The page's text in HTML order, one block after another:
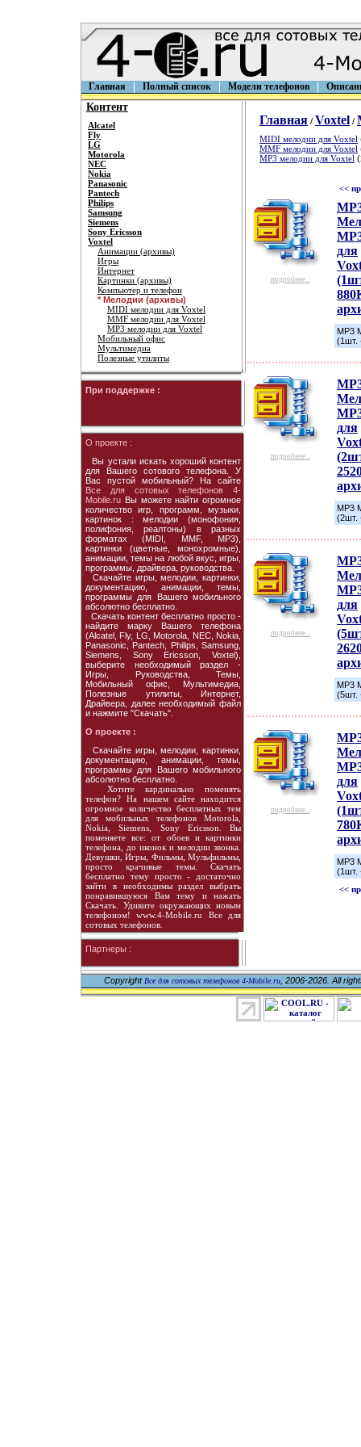
Главная Полный список Модели телефонов
Контент
Alcatel
Fly
LG
Motorola
NEC
Nokia
Panasonic
Pantech
Philips
Samsung
Siemens
Sony Ericsson
Voxtel
Анимации (архивы)
Игры
Интернет
Картинки (архивы)
Компьютер и телефон
* Мелодии (архивы)
MIDI мелодии для Voxtel
MMF мелодии для Voxtel
MP3 мелодии для Voxtel
Мобильный офис
Мультимедиа
Полезные утилиты
При поддержке :
О проекте :
Вы устали искать хороший контент
для Вашего сотового телефона. У
Вас пустой мобильный? На сайте
Все для сотовых телефонов 4-
Mobile.ru Вы можете найти огромное
количество игр, программ, музыки,
картинок : мелодии (монофония,
полифония, реалтоны) в разных
форматах (MIDI, MMF, MP3),
картинки (цветные, монохромные),
анимации, темы на любой вкус, игры,
программы, драйвера, руководства.
Скачайте игры, мелодии, картинки,
документацию, анимации, темы,
программы для Вашего мобильного
абсолютно бесплатно.
Скачать контент бесплатно просто -
найдите марку Вашего телефона
(Alcatel, Fly, LG, Motorola, NEC, Nokia,
Panasonic, Pantech, Philips, Samsung,
Siemens, Sony Ericsson, Voxtel),
выберите необходимый раздел -
Игры, Руководства, Темы,
Мобильный офис, Мультимедиа,
Полезные утилиты, Интернет,
Драйвера, далее необходимый файл
и нажмите "Скачать".
О проекте :
Скачайте игры, мелодии, картинки,
документацию, анимации, темы,
программы для Вашего мобильного
абсолютно бесплатно.
Хотите кардинально поменять
телефон? На нашем сайте находится
огромное количество бесплатных тем
для мобильных телефонов Motorola,
Nokia, Siemens, Sony Ericsson. Вы
поменяете все: от обоев и картинки
телефона, до иконок и мелодии звонка.
Девушки, Игры, Фильмы, Мульфильмы,
просто крачивые темы. Скачать
бесплатно тему просто - достаточно
зайти в необходимы раздел выбрать
понравившуюся Вам тему и нажать
Скачать. Удивите окружающих новым
телефоном! www.4-Mobile.ru Все для
сотовых телефонов.
Партнеры :
Главная / Voxtel /
MIDI мелодии для Voxtel
MMF мелодии для Voxtel
MP3 мелодии для Voxtel
<<
подробнее...
для
MP3
(1шт.
подробнее...
для
MP3
(2шт.
подробнее...
для
MP3
(5шт.
подробнее...
для
MP3
(1шт.
<<
Copyright Все для сотовых телефонов 4-Mobile.ru, 2006-2026. All